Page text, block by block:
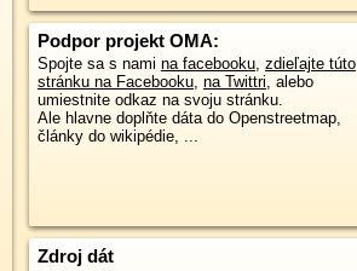
Podpor projekt OMA:
Spojte sa s nami na facebooku, zdieľajte túto
stránku na Facebooku, na Twittri, alebo
umiestnite odkaz na svoju stránku.
Ale hlavne doplňte dáta do Openstreetmap,
články do wikipédie, ...
Zdroj dát